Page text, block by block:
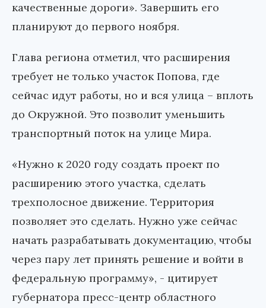
качественные дороги». Завершить его
планируют до первого ноября.
Глава региона отметил, что расширения
требует не только участок Попова, где
сейчас идут работы, но и вся улица – вплоть
до Окружной. Это позволит уменьшить
транспортный поток на улице Мира.
«Нужно к 2020 году создать проект по
расширению этого участка, сделать
трехполосное движение. Территория
позволяет это сделать. Нужно уже сейчас
начать разрабатывать документацию, чтобы
через пару лет принять решение и войти в
федеральную программу», - цитирует
губернатора пресс-центр областного